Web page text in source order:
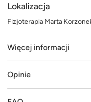
Lokalizacja
Fizjoterapia Marta
Więcej informacji
Opinie